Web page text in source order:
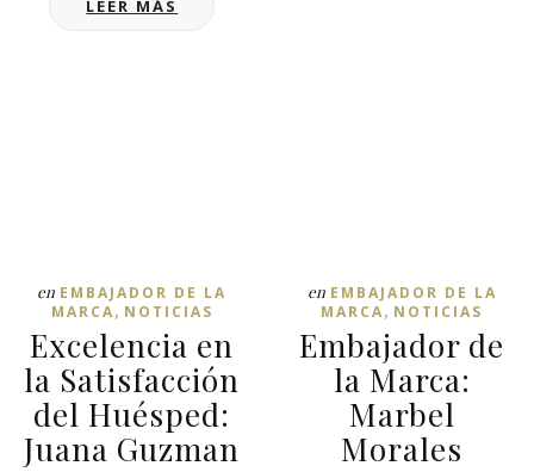
LEER MÁS
en EMBAJADOR DE LA
MARCA, NOTICIAS
Excelencia en
la Satisfacción
del Huésped:
Juana Guzman
en EMBAJADOR DE LA
MARCA, NOTICIAS
Embajador de
la Marca:
Marbel
Morales